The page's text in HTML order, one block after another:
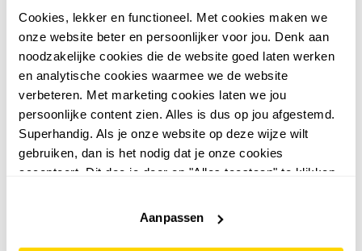
Cookies, lekker en functioneel. Met cookies maken we
onze website beter en persoonlijker voor jou. Denk aan
noodzakelijke cookies die de website goed laten werken
en analytische cookies waarmee we de website
verbeteren. Met marketing cookies laten we jou
persoonlijke content zien. Alles is dus op jou afgestemd.
Superhandig. Als je onze website op deze wijze wilt
gebruiken, dan is het nodig dat je onze cookies
accepteert. Dit doe je door op "Alles toestaan" te klikken.
website niet optimaal functioneert.
Aanpassen